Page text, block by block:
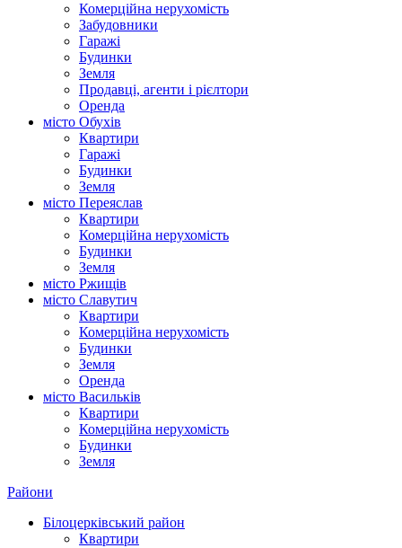
Комерційна нерухомість
Забудовники
Гаражі
Будинки
Земля
Продавці, агенти і рієлтори
Оренда
місто Обухів
Квартири
Гаражі
Будинки
Земля
місто Переяслав
Квартири
Комерційна нерухомість
Будинки
Земля
місто Ржищів
місто Славутич
Квартири
Комерційна нерухомість
Будинки
Земля
Оренда
місто Василькiв
Квартири
Комерційна нерухомість
Будинки
Земля
Райони
Білоцерківський район
Квартири